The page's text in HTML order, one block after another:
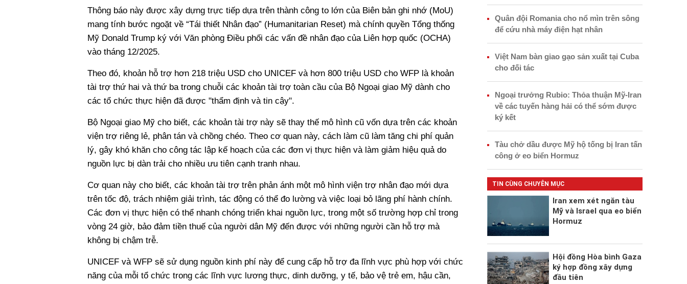
Thông báo này được xây dựng trực tiếp dựa trên thành công to lớn của Biên bản ghi nhớ (MoU)
mang tính bước ngoặt về “Tái thiết Nhân đạo” (Humanitarian Reset) mà chính quyền Tổng thống
Mỹ Donald Trump ký với Văn phòng Điều phối các vấn đề nhân đạo của Liên hợp quốc (OCHA)
vào tháng 12/2025.
Theo đó, khoản hỗ trợ hơn 218 triệu USD cho UNICEF và hơn 800 triệu USD cho WFP là khoản
tài trợ thứ hai và thứ ba trong chuỗi các khoản tài trợ toàn cầu của Bộ Ngoại giao Mỹ dành cho
các tổ chức thực hiện đã được "thẩm định và tin cậy".
Bộ Ngoại giao Mỹ cho biết, các khoản tài trợ này sẽ thay thế mô hình cũ vốn dựa trên các khoản
viện trợ riêng lẻ, phân tán và chồng chéo. Theo cơ quan này, cách làm cũ làm tăng chi phí quản
lý, gây khó khăn cho công tác lập kế hoạch của các đơn vị thực hiện và làm giảm hiệu quả do
nguồn lực bị dàn trải cho nhiều ưu tiên cạnh tranh nhau.
Cơ quan này cho biết, các khoản tài trợ trên phản ánh một mô hình viện trợ nhân đạo mới dựa
trên tốc độ, trách nhiệm giải trình, tác động có thể đo lường và việc loại bỏ lãng phí hành chính.
Các đơn vị thực hiện có thể nhanh chóng triển khai nguồn lực, trong một số trường hợp chỉ trong
vòng 24 giờ, bảo đảm tiền thuế của người dân Mỹ đến được với những người cần hỗ trợ mà
không bị chậm trễ.
UNICEF và WFP sẽ sử dụng nguồn kinh phí này để cung cấp hỗ trợ đa lĩnh vực phù hợp với chức
năng của mỗi tổ chức trong các lĩnh vực lương thực, dinh dưỡng, y tế, bảo vệ trẻ em, hậu cần,
Quân đội Romania cho nổ mìn trên sông
để cứu nhà máy điện hạt nhân
Việt Nam bàn giao gạo sản xuất tại Cuba
cho đối tác
Ngoại trưởng Rubio: Thỏa thuận Mỹ-Iran
về các tuyến hàng hải có thể sớm được
ký kết
Tàu chở dầu được Mỹ hộ tống bị Iran tấn
công ở eo biển Hormuz
TIN CÙNG CHUYÊN MỤC
Iran xem xét ngăn tàu
Mỹ và Israel qua eo biển
Hormuz
Hội đồng Hòa bình Gaza
ký hợp đồng xây dựng
đầu tiên